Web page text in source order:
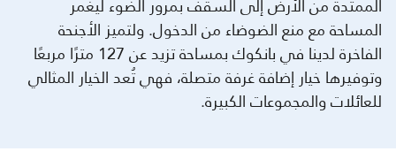
المساحة مع منع الضوضاء من الدخول. ولتميز الأجنحة
الفاخرة لدينا في بانكوك بمساحة تزيد عن 127 مترًا مربعًا
وتوفيرها خيار إضافة غرفة متصلة، فهي تُعد الخيار المثالي
للعائلات والمجموعات الكبيرة.